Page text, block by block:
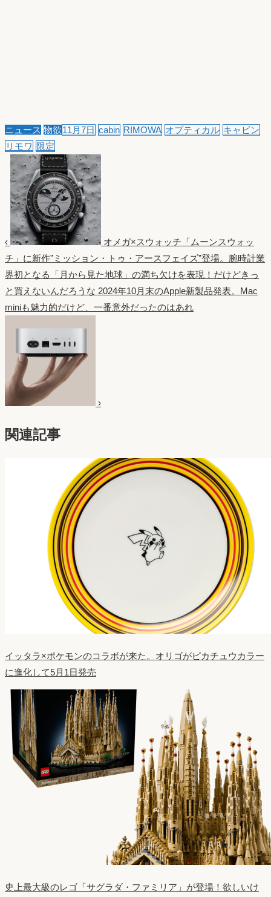
ニュース 物欲11月7日 cabin RIMOWA オプティカル キャビン
リモワ 限定
‹
オメガ×スウォッチ「ムーンスウォッ
チ」に新作”ミッション・トゥ・アースフェイズ”登場。腕時計業
界初となる「月から見た地球」の満ち欠けを表現！だけどきっ
と買えないんだろうな 2024年10月末のApple新製品発表。Mac
miniも魅力的だけど、一番意外だったのはあれ
›
関連記事
イッタラ×ポケモンのコラボが来た。オリゴがピカチュウカラー
に進化して5月1日発売
史上最大級のレゴ「サグラダ・ファミリア」が登場！欲しいけ